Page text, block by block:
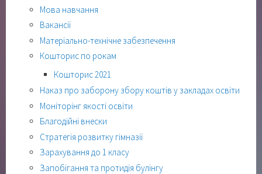
Мова навчання
Вакансії
Матеріально-технічне забезпечення
Кошторис по рокам
Кошторис 2021
Наказ про заборону збору коштів у закладах освіти
Моніторінг якості освіти
Благодійні внески
Стратегія розвитку гімназії
Зарахування до 1 класу
Запобігання та протидія булінгу